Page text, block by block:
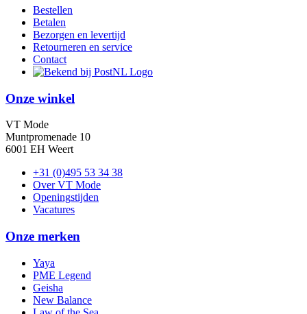
Bestellen
Betalen
Bezorgen en levertijd
Retourneren en service
Contact
Onze winkel
VT Mode
Muntpromenade 10
6001 EH Weert
+31 (0)495 53 34 38
Over VT Mode
Openingstijden
Vacatures
Onze merken
Yaya
PME Legend
Geisha
New Balance